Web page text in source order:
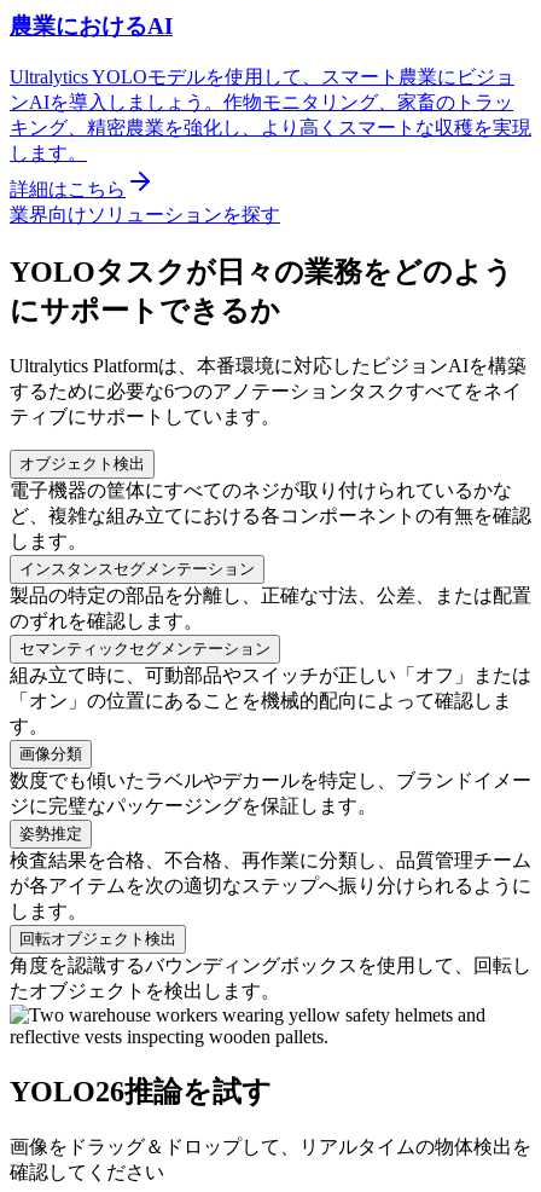
農業におけるAI
Ultralytics YOLOモデルを使用して、スマート農業にビジョ
ンAIを導入しましょう。作物モニタリング、家畜のトラッ
キング、精密農業を強化し、より高くスマートな収穫を実現
します。
詳細はこちら
業界向けソリューションを探す
YOLOタスクが日々の業務をどのよう
にサポートできるか
Ultralytics Platformは、本番環境に対応したビジョンAIを構築
するために必要な6つのアノテーションタスクすべてをネイ
ティブにサポートしています。
オブジェクト検出
電子機器の筐体にすべてのネジが取り付けられているかな
ど、複雑な組み立てにおける各コンポーネントの有無を確認
します。
インスタンスセグメンテーション
製品の特定の部品を分離し、正確な寸法、公差、または配置
のずれを確認します。
セマンティックセグメンテーション
組み立て時に、可動部品やスイッチが正しい「オフ」または
「オン」の位置にあることを機械的配向によって確認しま
す。
画像分類
数度でも傾いたラベルやデカールを特定し、ブランドイメー
ジに完璧なパッケージングを保証します。
姿勢推定
検査結果を合格、不合格、再作業に分類し、品質管理チーム
が各アイテムを次の適切なステップへ振り分けられるように
します。
回転オブジェクト検出
角度を認識するバウンディングボックスを使用して、回転し
たオブジェクトを検出します。
YOLO26推論を試す
画像をドラッグ＆ドロップして、リアルタイムの物体検出を
確認してください